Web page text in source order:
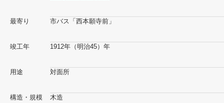
最寄り 市バス「西本願寺前」
竣工年 1912年（明治45）年
用途 対面所
構造・規模 木造